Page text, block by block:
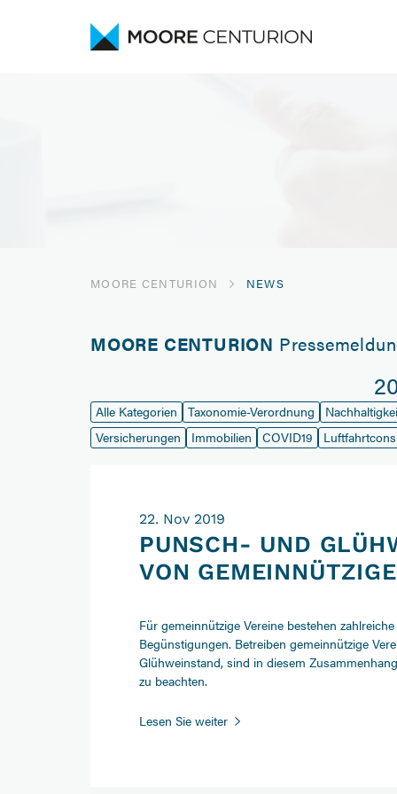
MOORE CENTURION NEWS
MOORE CENTURION
Alle Kategorien Taxonomie-Verordnung
Versicherungen
Immobilien COVID19
22. Nov 2019
PUNSCH- UND
VON
Für gemeinnützige Vereine bestehen
Begünstigungen. Betreiben gemeinnützige
Glühweinstand, sind in diesem
zu beachten.
Lesen Sie weiterPunsch-